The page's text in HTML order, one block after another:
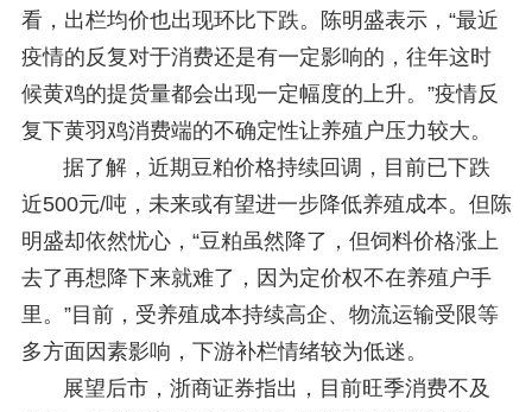
看，出栏均价也出现环比下跌。陈明盛表示，“最近
疫情的反复对于消费还是有一定影响的，往年这时
候黄鸡的提货量都会出现一定幅度的上升。”疫情反
复下黄羽鸡消费端的不确定性让养殖户压力较大。
据了解，近期豆粕价格持续回调，目前已下跌
近500元/吨，未来或有望进一步降低养殖成本。但陈
明盛却依然忧心，“豆粕虽然降了，但饲料价格涨上
去了再想降下来就难了，因为定价权不在养殖户手
里。”目前，受养殖成本持续高企、物流运输受限等
多方面因素影响，下游补栏情绪较为低迷。
展望后市，浙商证券指出，目前旺季消费不及